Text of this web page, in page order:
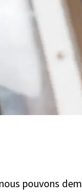
pouvons